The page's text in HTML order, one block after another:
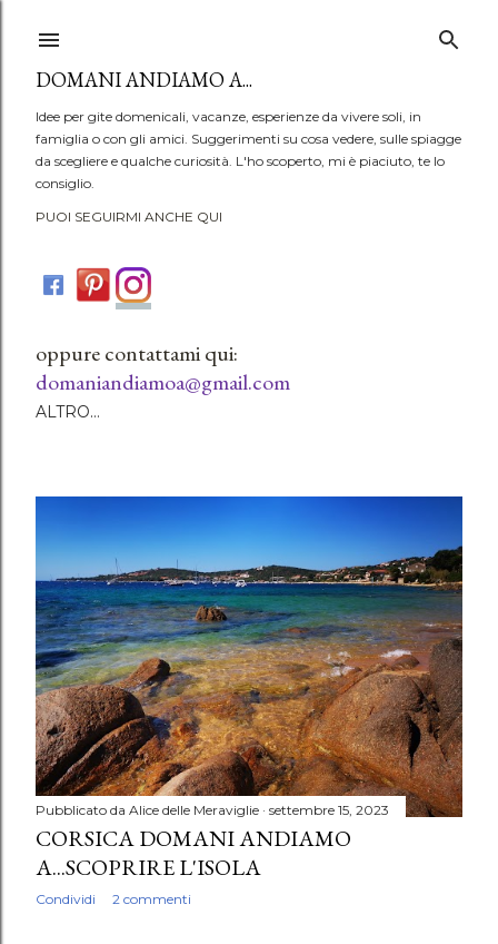
DOMANI ANDIAMO A...
Idee per gite domenicali, vacanze, esperienze da vivere soli, in
famiglia o con gli amici. Suggerimenti su cosa vedere, sulle spiagge
da scegliere e qualche curiosità. L'ho scoperto, mi è piaciuto, te lo
consiglio.
PUOI SEGUIRMI ANCHE QUI
oppure contattami qui:
domaniandiamoa@gmail.com
ALTRO…
P
o
s
t
Pubblicato da Alice delle Meraviglie settembre 15, 2023
CORSICA DOMANI ANDIAMO
A...SCOPRIRE L'ISOLA
Condividi 2 commenti